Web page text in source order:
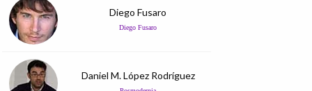
Diego Fusaro
Diego Fusaro
Daniel M. López Rodríguez